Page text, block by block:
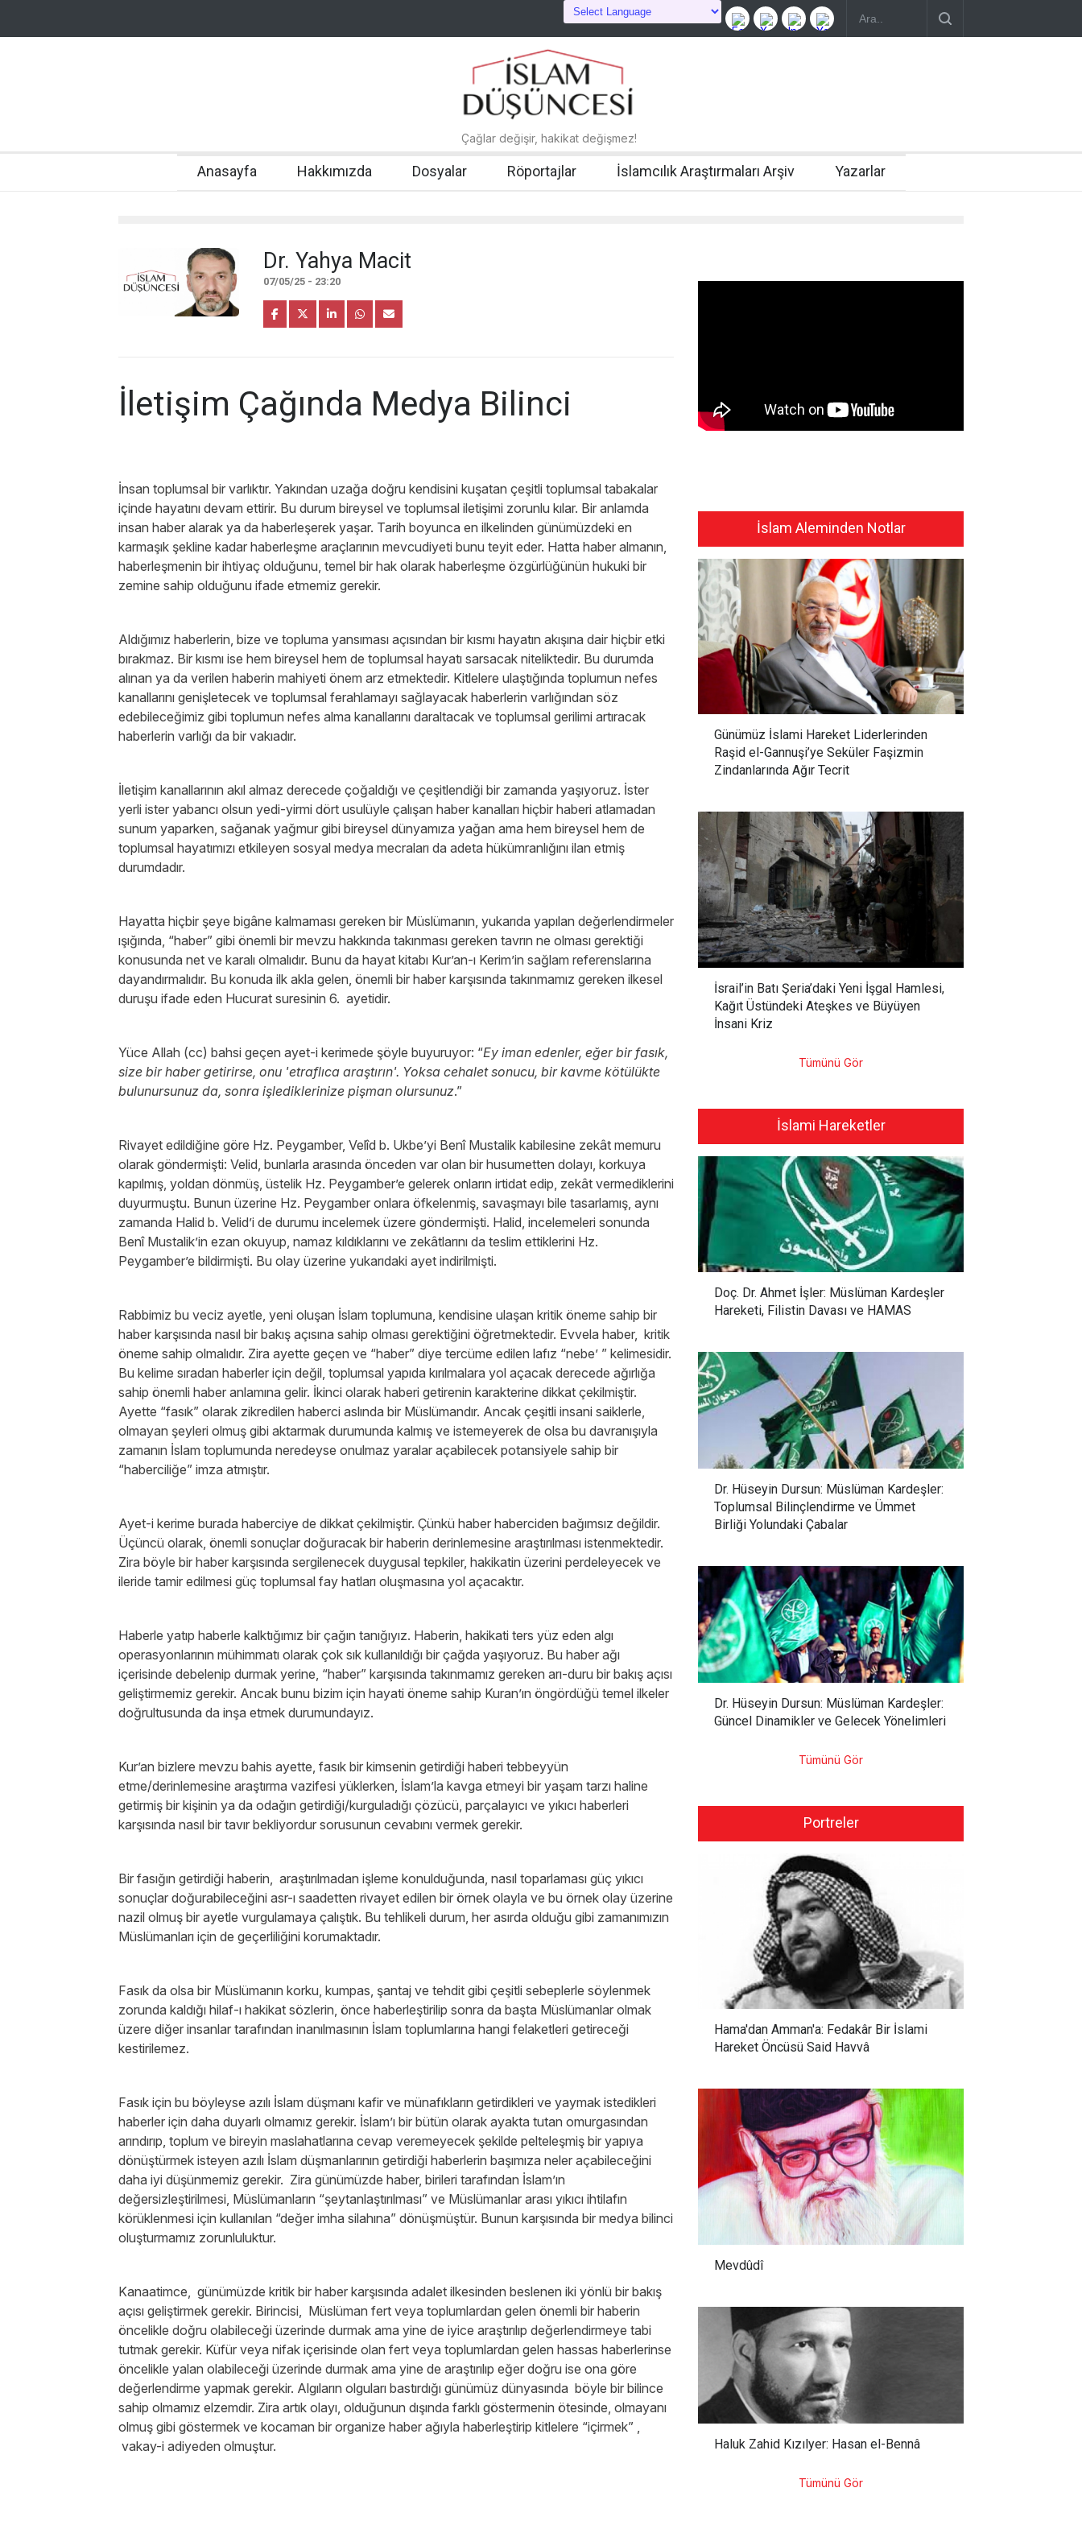
Çağlar değişir, hakikat değişmez!
Anasayfa Hakkımızda Dosyalar Röportajlar İslamcılık Araştırmaları Arşiv Yazarlar
Dr. Yahya Macit
07/05/25 - 23:20
İletişim Çağında Medya Bilinci
İnsan toplumsal bir varlıktır. Yakından uzağa doğru kendisini kuşatan çeşitli toplumsal tabakalar
içinde hayatını devam ettirir. Bu durum bireysel ve toplumsal iletişimi zorunlu kılar. Bir anlamda
insan haber alarak ya da haberleşerek yaşar. Tarih boyunca en ilkelinden günümüzdeki en
karmaşık şekline kadar haberleşme araçlarının mevcudiyeti bunu teyit eder. Hatta haber almanın,
haberleşmenin bir ihtiyaç olduğunu, temel bir hak olarak haberleşme özgürlüğünün hukuki bir
zemine sahip olduğunu ifade etmemiz gerekir.
Aldığımız haberlerin, bize ve topluma yansıması açısından bir kısmı hayatın akışına dair hiçbir etki
bırakmaz. Bir kısmı ise hem bireysel hem de toplumsal hayatı sarsacak niteliktedir. Bu durumda
alınan ya da verilen haberin mahiyeti önem arz etmektedir. Kitlelere ulaştığında toplumun nefes
kanallarını genişletecek ve toplumsal ferahlamayı sağlayacak haberlerin varlığından söz
edebileceğimiz gibi toplumun nefes alma kanallarını daraltacak ve toplumsal gerilimi artıracak
haberlerin varlığı da bir vakıadır.
İletişim kanallarının akıl almaz derecede çoğaldığı ve çeşitlendiği bir zamanda yaşıyoruz. İster
yerli ister yabancı olsun yedi-yirmi dört usulüyle çalışan haber kanalları hiçbir haberi atlamadan
sunum yaparken, sağanak yağmur gibi bireysel dünyamıza yağan ama hem bireysel hem de
toplumsal hayatımızı etkileyen sosyal medya mecraları da adeta hükümranlığını ilan etmiş
durumdadır.
Hayatta hiçbir şeye bigâne kalmaması gereken bir Müslümanın, yukarıda yapılan değerlendirmeler
ışığında, “haber” gibi önemli bir mevzu hakkında takınması gereken tavrın ne olması gerektiği
konusunda net ve karalı olmalıdır. Bunu da hayat kitabı Kur’an-ı Kerim’in sağlam referenslarına
dayandırmalıdır. Bu konuda ilk akla gelen, önemli bir haber karşısında takınmamız gereken ilkesel
duruşu ifade eden Hucurat suresinin 6. ayetidir.
Yüce Allah (cc) bahsi geçen ayet-i kerimede şöyle buyuruyor: “Ey iman edenler, eğer bir fasık,
size bir haber getirirse, onu 'etraflıca araştırın'. Yoksa cehalet sonucu, bir kavme kötülükte
bulunursunuz da, sonra işlediklerinize pişman olursunuz.”
Rivayet edildiğine göre Hz. Peygamber, Velîd b. Ukbe’yi Benî Mustalik kabilesine zekât memuru
olarak göndermişti: Velid, bunlarla arasında önceden var olan bir husumetten dolayı, korkuya
kapılmış, yoldan dönmüş, üstelik Hz. Peygamber’e gelerek onların irtidat edip, zekât vermediklerini
duyurmuştu. Bunun üzerine Hz. Peygamber onlara öfkelenmiş, savaşmayı bile tasarlamış, aynı
zamanda Halid b. Velid’i de durumu incelemek üzere göndermişti. Halid, incelemeleri sonunda
Benî Mustalik’in ezan okuyup, namaz kıldıklarını ve zekâtlarını da teslim ettiklerini Hz.
Peygamber’e bildirmişti. Bu olay üzerine yukarıdaki ayet indirilmişti.
Rabbimiz bu veciz ayetle, yeni oluşan İslam toplumuna, kendisine ulaşan kritik öneme sahip bir
haber karşısında nasıl bir bakış açısına sahip olması gerektiğini öğretmektedir. Evvela haber, kritik
öneme sahip olmalıdır. Zira ayette geçen ve “haber” diye tercüme edilen lafız “nebe’ ” kelimesidir.
Bu kelime sıradan haberler için değil, toplumsal yapıda kırılmalara yol açacak derecede ağırlığa
sahip önemli haber anlamına gelir. İkinci olarak haberi getirenin karakterine dikkat çekilmiştir.
Ayette “fasık” olarak zikredilen haberci aslında bir Müslümandır. Ancak çeşitli insani saiklerle,
olmayan şeyleri olmuş gibi aktarmak durumunda kalmış ve istemeyerek de olsa bu davranışıyla
zamanın İslam toplumunda neredeyse onulmaz yaralar açabilecek potansiyele sahip bir
“haberciliğe” imza atmıştır.
Ayet-i kerime burada haberciye de dikkat çekilmiştir. Çünkü haber haberciden bağımsız değildir.
Üçüncü olarak, önemli sonuçlar doğuracak bir haberin derinlemesine araştırılması istenmektedir.
Zira böyle bir haber karşısında sergilenecek duygusal tepkiler, hakikatin üzerini perdeleyecek ve
ileride tamir edilmesi güç toplumsal fay hatları oluşmasına yol açacaktır.
Haberle yatıp haberle kalktığımız bir çağın tanığıyız. Haberin, hakikati ters yüz eden algı
operasyonlarının mühimmatı olarak çok sık kullanıldığı bir çağda yaşıyoruz. Bu haber ağı
içerisinde debelenip durmak yerine, “haber” karşısında takınmamız gereken arı-duru bir bakış açısı
geliştirmemiz gerekir. Ancak bunu bizim için hayati öneme sahip Kuran’ın öngördüğü temel ilkeler
doğrultusunda da inşa etmek durumundayız.
Kur’an bizlere mevzu bahis ayette, fasık bir kimsenin getirdiği haberi tebbeyyün
etme/derinlemesine araştırma vazifesi yüklerken, İslam’la kavga etmeyi bir yaşam tarzı haline
getirmiş bir kişinin ya da odağın getirdiği/kurguladığı çözücü, parçalayıcı ve yıkıcı haberleri
karşısında nasıl bir tavır bekliyordur sorusunun cevabını vermek gerekir.
Bir fasığın getirdiği haberin, araştırılmadan işleme konulduğunda, nasıl toparlaması güç yıkıcı
sonuçlar doğurabileceğini asr-ı saadetten rivayet edilen bir örnek olayla ve bu örnek olay üzerine
nazil olmuş bir ayetle vurgulamaya çalıştık. Bu tehlikeli durum, her asırda olduğu gibi zamanımızın
Müslümanları için de geçerliliğini korumaktadır.
Fasık da olsa bir Müslümanın korku, kumpas, şantaj ve tehdit gibi çeşitli sebeplerle söylenmek
zorunda kaldığı hilaf-ı hakikat sözlerin, önce haberleştirilip sonra da başta Müslümanlar olmak
üzere diğer insanlar tarafından inanılmasının İslam toplumlarına hangi felaketleri getireceği
kestirilemez.
Fasık için bu böyleyse azılı İslam düşmanı kafir ve münafıkların getirdikleri ve yaymak istedikleri
haberler için daha duyarlı olmamız gerekir. İslam’ı bir bütün olarak ayakta tutan omurgasından
arındırıp, toplum ve bireyin maslahatlarına cevap veremeyecek şekilde pelteleşmiş bir yapıya
dönüştürmek isteyen azılı İslam düşmanlarının getirdiği haberlerin başımıza neler açabileceğini
daha iyi düşünmemiz gerekir. Zira günümüzde haber, birileri tarafından İslam’ın
değersizleştirilmesi, Müslümanların “şeytanlaştırılması” ve Müslümanlar arası yıkıcı ihtilafın
körüklenmesi için kullanılan “değer imha silahına” dönüşmüştür. Bunun karşısında bir medya bilinci
oluşturmamız zorunluluktur.
Kanaatimce, günümüzde kritik bir haber karşısında adalet ilkesinden beslenen iki yönlü bir bakış
açısı geliştirmek gerekir. Birincisi, Müslüman fert veya toplumlardan gelen önemli bir haberin
öncelikle doğru olabileceği üzerinde durmak ama yine de iyice araştırılıp değerlendirmeye tabi
tutmak gerekir. Küfür veya nifak içerisinde olan fert veya toplumlardan gelen hassas haberlerinse
öncelikle yalan olabileceği üzerinde durmak ama yine de araştırılıp eğer doğru ise ona göre
değerlendirme yapmak gerekir. Algıların olguları bastırdığı günümüz dünyasında böyle bir bilince
sahip olmamız elzemdir. Zira artık olayı, olduğunun dışında farklı göstermenin ötesinde, olmayanı
olmuş gibi göstermek ve kocaman bir organize haber ağıyla haberleştirip kitlelere “içirmek” ,
vakay-i adiyeden olmuştur.
İslam Aleminden Notlar
Günümüz İslami Hareket Liderlerinden
Raşid el-Gannuşi’ye Seküler Faşizmin
Zindanlarında Ağır Tecrit
İsrail’in Batı Şeria’daki Yeni İşgal Hamlesi,
Kağıt Üstündeki Ateşkes ve Büyüyen
İnsani Kriz
Tümünü Gör
İslami Hareketler
Doç. Dr. Ahmet İşler: Müslüman Kardeşler
Hareketi, Filistin Davası ve HAMAS
Dr. Hüseyin Dursun: Müslüman Kardeşler:
Toplumsal Bilinçlendirme ve Ümmet
Birliği Yolundaki Çabalar
Dr. Hüseyin Dursun: Müslüman Kardeşler:
Güncel Dinamikler ve Gelecek Yönelimleri
Tümünü Gör
Portreler
Hama'dan Amman'a: Fedakâr Bir İslami
Hareket Öncüsü Said Havvâ
Mevdûdî
Haluk Zahid Kızılyer: Hasan el-Bennâ
Tümünü Gör